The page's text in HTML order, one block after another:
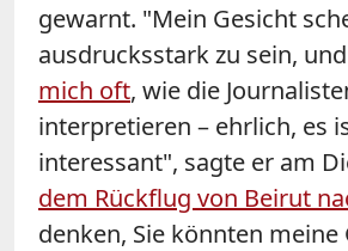
gewarnt. "Mein Gesicht
ausdrucksstark zu sein, und
mich oft, wie die
interpretieren – ehrlich, es
interessant", sagte er am
dem Rückflug von Beirut
denken, Sie könnten meine